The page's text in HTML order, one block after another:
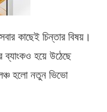
কাছেই চিন্তার বিষয়।
ব্যাংকও হয়ে উঠেছে
লঞ্চ হলো নতুন ভিভো